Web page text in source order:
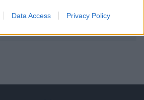
Data Access Privacy Policy